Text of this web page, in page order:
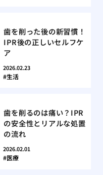
歯を削った後の新習慣！
IPR後の正しいセルフケ
ア
2026.02.23
生活
歯を削るのは痛い？IPR
の安全性とリアルな処置
の流れ
2026.02.01
医療